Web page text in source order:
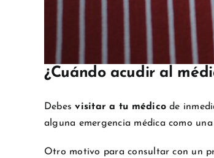
¿Cuándo acudir al
Debesvisitar a tu médico de
alguna emergencia médica como una
Otro motivo para consultar con un